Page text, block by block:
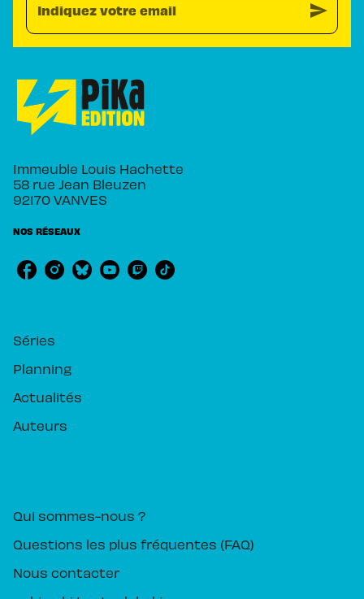
Indiquez votre email send
Immeuble Louis Hachette
58 rue Jean Bleuzen
92170 VANVES
NOS RÉSEAUX
Séries
Planning
Actualités
Auteurs
Qui sommes-nous ?
Questions les plus fréquentes (FAQ)
Nous contacter